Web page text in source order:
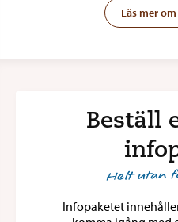
Läs mer
Beställ
Infopaketet